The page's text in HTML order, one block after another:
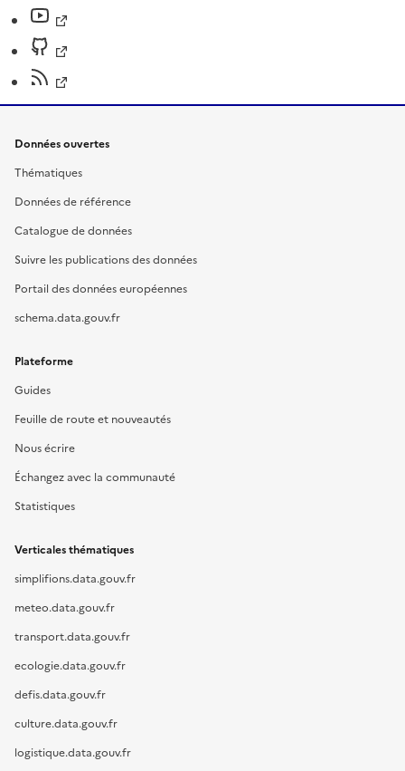
Données ouvertes
Thématiques
Données de référence
Catalogue de données
Suivre les publications des données
Portail des données européennes
schema.data.gouv.fr
Plateforme
Guides
Feuille de route et nouveautés
Nous écrire
Échangez avec la communauté
Statistiques
Verticales thématiques
simplifions.data.gouv.fr
meteo.data.gouv.fr
transport.data.gouv.fr
ecologie.data.gouv.fr
defis.data.gouv.fr
culture.data.gouv.fr
logistique.data.gouv.fr